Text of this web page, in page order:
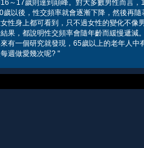
～17歲則達到顛峰。對大多數男性而言
歲以後，性交頻率就會逐漸下降，然後再
性身上都可看到，只不過女性的變化不像
果，都說明性交頻率會隨年齡而緩慢遞
有一個研究就發現，65歲以上的老年人
週做愛幾次呢? "